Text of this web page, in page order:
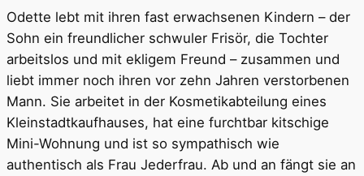
Odette lebt mit ihren fast erwachsenen Kindern – der
Sohn ein freundlicher schwuler Frisör, die Tochter
arbeitslos und mit ekligem Freund – zusammen und
liebt immer noch ihren vor zehn Jahren verstorbenen
Mann. Sie arbeitet in der Kosmetikabteilung eines
Kleinstadtkaufhauses, hat eine furchtbar kitschige
Mini-Wohnung und ist so sympathisch wie
authentisch als Frau Jederfrau. Ab und an fängt sie an